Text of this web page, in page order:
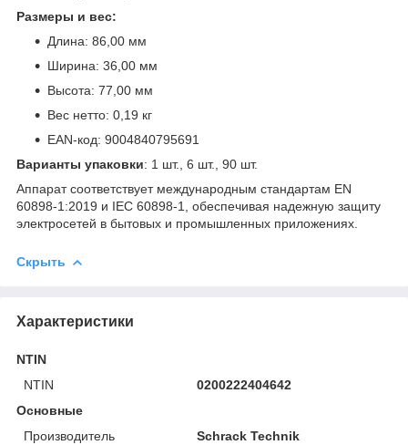
Размеры и вес:
Длина: 86,00 мм
Ширина: 36,00 мм
Высота: 77,00 мм
Вес нетто: 0,19 кг
EAN-код: 9004840795691
Варианты упаковки: 1 шт., 6 шт., 90 шт.
Аппарат соответствует международным стандартам EN
60898-1:2019 и IEC 60898-1, обеспечивая надежную защиту
электросетей в бытовых и промышленных приложениях.
Скрыть
Характеристики
NTIN
NTIN
0200222404642
Основные
Производитель
Schrack Technik